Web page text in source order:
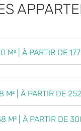
M² | À PARTIR DE
M² | À PARTIR DE
M² | À PARTIR DE